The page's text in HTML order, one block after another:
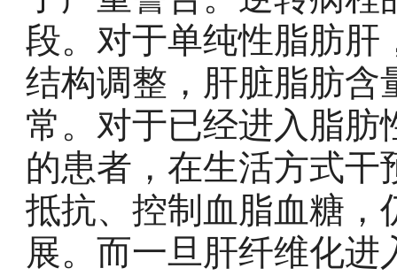
段。对于单纯性脂肪
结构调整，肝脏脂肪
常。对于已经进入脂
的患者，在生活方式
抵抗、控制血脂血糖
展。而一旦肝纤维化